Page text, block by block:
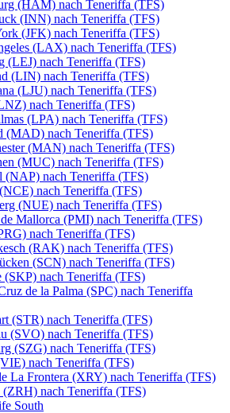
(HAM) nach Teneriffa (TFS)
(INN) nach Teneriffa (TFS)
(JFK) nach Teneriffa (TFS)
(LAX) nach Teneriffa (TFS)
(LEJ) nach Teneriffa (TFS)
(LIN) nach Teneriffa (TFS)
(LJU) nach Teneriffa (TFS)
nach Teneriffa (TFS)
(LPA) nach Teneriffa (TFS)
(MAD) nach Teneriffa (TFS)
(MAN) nach Teneriffa (TFS)
(MUC) nach Teneriffa (TFS)
(NAP) nach Teneriffa (TFS)
nach Teneriffa (TFS)
(NUE) nach Teneriffa (TFS)
Mallorca (PMI) nach Teneriffa (TFS)
nach Teneriffa (TFS)
(RAK) nach Teneriffa (TFS)
(SCN) nach Teneriffa (TFS)
(SKP) nach Teneriffa (TFS)
de la Palma (SPC) nach Teneriffa
(STR) nach Teneriffa (TFS)
(SVO) nach Teneriffa (TFS)
(SZG) nach Teneriffa (TFS)
nach Teneriffa (TFS)
La Frontera (XRY) nach Teneriffa (TFS)
nach Teneriffa (TFS)
South